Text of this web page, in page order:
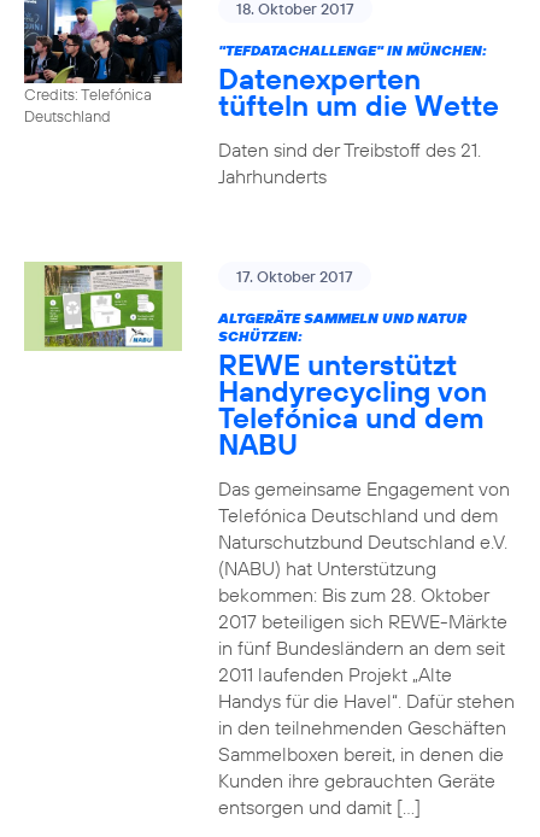
Credits: Telefónica
Deutschland
18. Oktober 2017
"TEFDATACHALLENGE" IN MÜNCHEN:
Datenexperten
tüfteln um die Wette
Daten sind der Treibstoff des 21.
Jahrhunderts
17. Oktober 2017
ALTGERÄTE SAMMELN UND NATUR
SCHÜTZEN:
REWE unterstützt
Handyrecycling von
Telefónica und dem
NABU
Das gemeinsame Engagement von
Telefónica Deutschland und dem
Naturschutzbund Deutschland e.V.
(NABU) hat Unterstützung
bekommen: Bis zum 28. Oktober
2017 beteiligen sich REWE-Märkte
in fünf Bundesländern an dem seit
2011 laufenden Projekt „Alte
Handys für die Havel“. Dafür stehen
in den teilnehmenden Geschäften
Sammelboxen bereit, in denen die
Kunden ihre gebrauchten Geräte
entsorgen und damit […]